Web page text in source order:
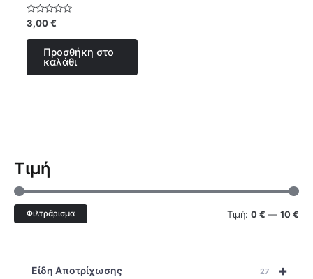
Τιμή
Φιλτράρισμα Τιμή: 0 € — 10 €
+
Είδη Αποτρίχωσης 27
Βαθμολογήθηκε
με
0
3,00€
Προσθήκη στο
καλάθι